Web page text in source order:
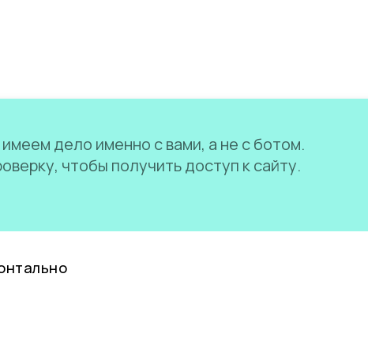
дело именно с вами, а не с ботом.
чтобы получить доступ к сайту.